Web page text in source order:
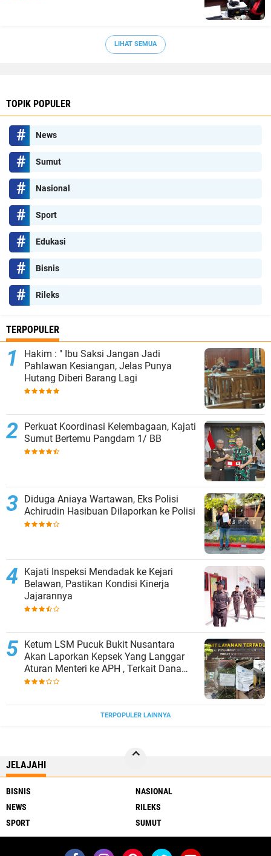
LIHAT SEMUA
TOPIK POPULER
News
Sumut
Nasional
Sport
Edukasi
Bisnis
Rileks
TERPOPULER
Hakim : " Ibu Saksi Jangan Jadi
Pahlawan Kesiangan, Jelas Punya
Hutang Diberi Barang Lagi
Perkuat Koordinasi Kelembagaan, Kajati
Sumut Bertemu Pangdam 1/ BB
Diduga Aniaya Wartawan, Eks Polisi
Achirudin Hasibuan Dilaporkan ke Polisi
Kajati Inspeksi Mendadak ke Kejari
Belawan, Pastikan Kondisi Kinerja
Jajarannya
Ketum LSM Pucuk Bukit Nusantara
Akan Laporkan Kepsek Yang Langgar
Aturan Menteri ke APH , Terkait Dana
Revitalisasi Sekolah
TERPOPULER LAINNYA
JELAJAHI
BISNIS
NASIONAL
NEWS
RILEKS
SPORT
SUMUT